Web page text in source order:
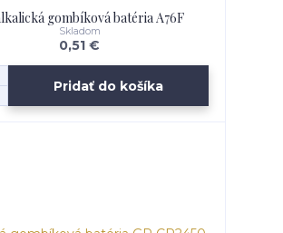
gombíková batéria A76F
0,51 €
Skladom
Pridať do košíka